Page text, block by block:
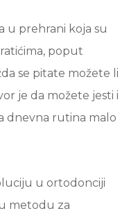
u prehrani koja su
poput
se pitate možete li
je da možete jesti i
dnevna rutina malo
u ortodonciji
metodu za